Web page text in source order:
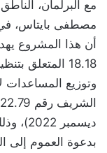
مع البرلمان،
مصطفى بايتاس،
أن هذا المشروع
18.18
وتوزيع المساعدات
بدعوة العموم إلى